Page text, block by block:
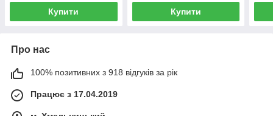
Купити Купити
Про нас
100% позитивних з 918 відгуків за рік
Працює з 17.04.2019